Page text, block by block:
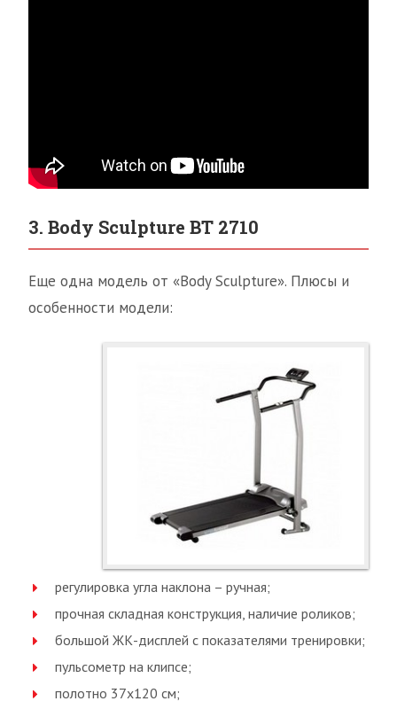
3. Body Sculpture ВТ 2710
Еще одна модель от «Body Sculpture». Плюсы и
особенности модели:
регулировка угла наклона – ручная;
прочная складная конструкция, наличие роликов;
большой ЖК-дисплей с показателями тренировки;
пульсометр на клипсе;
полотно 37х120 см;